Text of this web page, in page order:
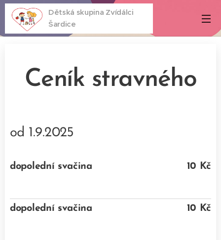
Dětská skupina Zvídálci
Šardice
Ceník stravného
od 1.9.2025
dopolední svačina 10 Kč
dopolední svačina 10 Kč